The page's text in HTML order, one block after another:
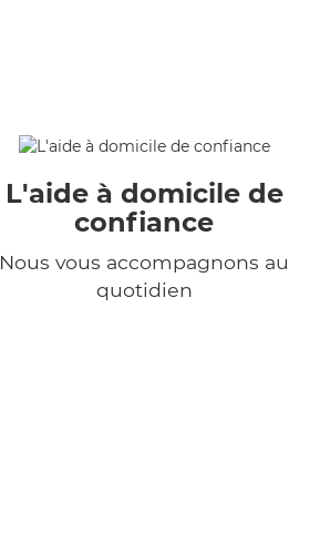
L'aide à domicile de
confiance
Nous vous accompagnons au
quotidien